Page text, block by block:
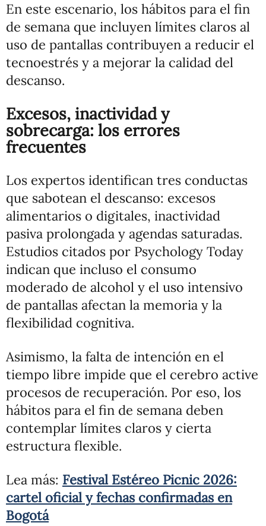
En este escenario, los hábitos para el fin
de semana que incluyen límites claros al
uso de pantallas contribuyen a reducir el
tecnoestrés y a mejorar la calidad del
descanso.
Excesos, inactividad y
sobrecarga: los errores
frecuentes
Los expertos identifican tres conductas
que sabotean el descanso: excesos
alimentarios o digitales, inactividad
pasiva prolongada y agendas saturadas.
Estudios citados por Psychology Today
indican que incluso el consumo
moderado de alcohol y el uso intensivo
de pantallas afectan la memoria y la
flexibilidad cognitiva.
Asimismo, la falta de intención en el
tiempo libre impide que el cerebro active
procesos de recuperación. Por eso, los
hábitos para el fin de semana deben
contemplar límites claros y cierta
estructura flexible.
Lea más: Festival Estéreo Picnic 2026:
cartel oficial y fechas confirmadas en
Bogotá